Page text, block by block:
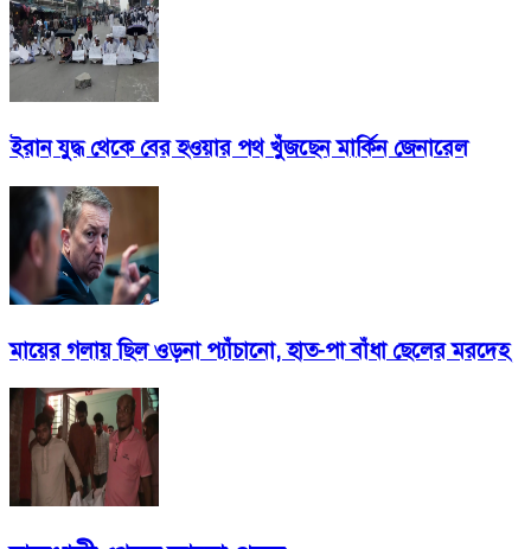
ইরান যুদ্ধ থেকে বের হওয়ার পথ খুঁজছেন মার্কিন জেনারেল
মায়ের গলায় ছিল ওড়না প্যাঁচানো, হাত-পা বাঁধা ছেলের মরদেহ